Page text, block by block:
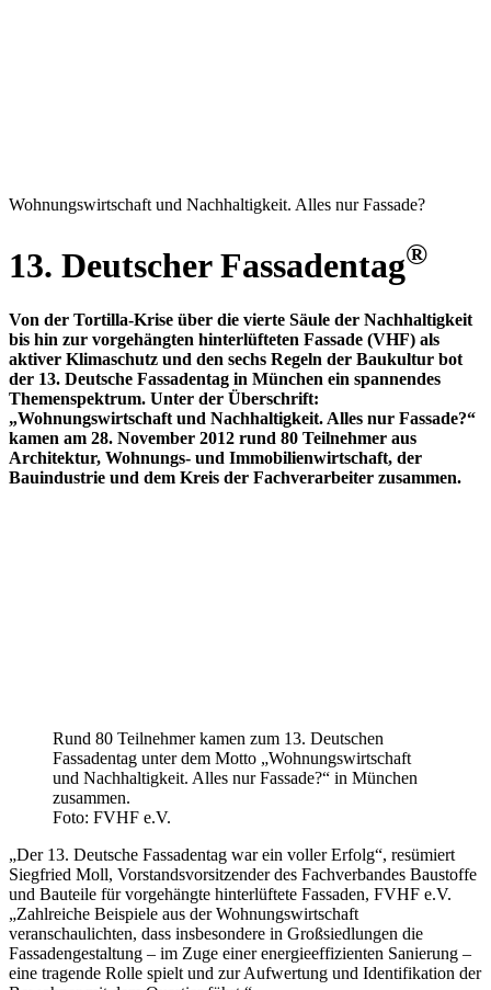
Wohnungswirtschaft und Nachhaltigkeit. Alles nur Fassade?
13. Deutscher Fassadentag®
Von der Tortilla-Krise über die vierte Säule der Nachhaltigkeit
bis hin zur vorgehängten hinterlüfteten Fassade (VHF) als
aktiver Klimaschutz und den sechs Regeln der Baukultur bot
der 13. Deutsche Fassadentag in München ein spannendes
Themenspektrum. Unter der Überschrift:
„Wohnungswirtschaft und Nachhaltigkeit. Alles nur Fassade?“
kamen am 28. November 2012 rund 80 Teilnehmer aus
Architektur, Wohnungs- und Immobilienwirtschaft, der
Bauindustrie und dem Kreis der Fachverarbeiter zusammen.
Rund 80 Teilnehmer kamen zum 13. Deutschen
Fassadentag unter dem Motto „Wohnungswirtschaft
und Nachhaltigkeit. Alles nur Fassade?“ in München
zusammen.
Foto: FVHF e.V.
„Der 13. Deutsche Fassadentag war ein voller Erfolg“, resümiert
Siegfried Moll, Vorstandsvorsitzender des Fachverbandes Baustoffe
und Bauteile für vorgehängte hinterlüftete Fassaden, FVHF e.V.
„Zahlreiche Beispiele aus der Wohnungswirtschaft
veranschaulichten, dass insbesondere in Großsiedlungen die
Fassadengestaltung – im Zuge einer energieeffizienten Sanierung –
eine tragende Rolle spielt und zur Aufwertung und Identifikation der